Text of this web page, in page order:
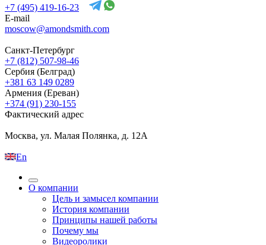
+7 (495) 419-16-23
E-mail
moscow@amondsmith.com
Санкт-Петербург
+7 (812) 507-98-46
Сербия (Белград)
+381 63 149 0289
Армения (Ереван)
+374 (91) 230-155
Фактический адрес
Москва, ул. Малая Полянка, д. 12А
En
О компании
Цель и замысел компании
История компании
Принципы нашей работы
Почему мы
Видеоролики